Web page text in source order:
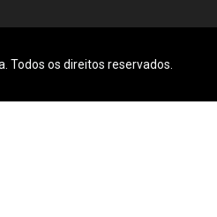
Todos os direitos reservados.